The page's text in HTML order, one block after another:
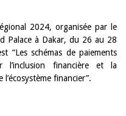
2024, organisée par le
Palace à Dakar, du 26 au 28
“Les schémas de paiements
financière et la
financier”.